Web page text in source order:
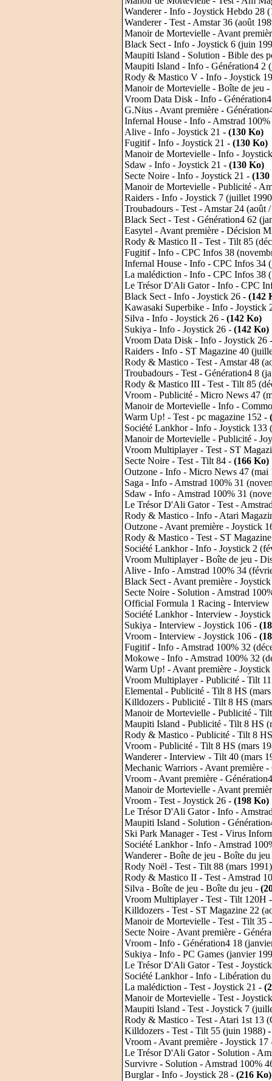
Wanderer - Info - Joystick Hebdo 28
Wanderer - Test - Amstar 36 (août
Manoir de Mortevielle - Avant
Black Sect - Info - Joystick 6 (juin
Maupiti Island - Solution - Bible des
Maupiti Island - Info - Génération4 2
Rody & Mastico V - Info - Joystick
Manoir de Mortevielle - Boîte de jeu
Vroom Data Disk - Info -
G.Nius - Avant première -
Infernal House - Info - Amstrad
Alive - Info - Joystick 21 - (130 Ko)
Fugitif - Info - Joystick 21 - (130 Ko)
Manoir de Mortevielle - Info -
Sdaw - Info - Joystick 21 - (130 Ko)
Secte Noire - Info - Joystick 21 -
Manoir de Mortevielle - Publicité -
Raiders - Info - Joystick 7 (juillet
Troubadours - Test - Amstar 24 (août
Black Sect - Test - Génération4 62
Easytel - Avant première - Décision
Rody & Mastico II - Test - Tilt 85
Fugitif - Info - CPC Infos 38
Infernal House - Info - CPC Infos 34
La malédiction - Info - CPC Infos 38
Le Trésor D'Ali Gator - Info - CPC
Black Sect - Info - Joystick 26 - (142
Kawasaki Superbike - Info - Joystick
Silva - Info - Joystick 26 - (142 Ko)
Sukiya - Info - Joystick 26 - (142 Ko)
Vroom Data Disk - Info - Joystick 26
Raiders - Info - ST Magazine 40
Rody & Mastico - Test - Amstar 48
Troubadours - Test - Génération4 8
Rody & Mastico III - Test - Tilt 85
Vroom - Publicité - Micro News 47
Manoir de Mortevielle - Info -
Warm Up! - Test - pc magazine 152 -
Société Lankhor - Info - Joystick
Manoir de Mortevielle - Publicité -
Vroom Multiplayer - Test - ST
Secte Noire - Test - Tilt 84 - (166 Ko)
Outzone - Info - Micro News 47
Saga - Info - Amstrad 100% 31
Sdaw - Info - Amstrad 100% 31
Le Trésor D'Ali Gator - Test -
Rody & Mastico - Info - Atari
Outzone - Avant première - Joystick
Rody & Mastico - Test - ST
Société Lankhor - Info - Joystick 2
Vroom Multiplayer - Boîte de jeu -
Alive - Info - Amstrad 100% 34
Black Sect - Avant première -
Secte Noire - Solution - Amstrad
Official Formula 1 Racing -
Société Lankhor - Interview -
Sukiya - Interview - Joystick 106 -
Vroom - Interview - Joystick 106 -
Fugitif - Info - Amstrad 100% 32
Mokowe - Info - Amstrad 100% 32
Warm Up! - Avant première -
Vroom Multiplayer - Publicité - Tilt
Elemental - Publicité - Tilt 8 HS
Killdozers - Publicité - Tilt 8 HS
Manoir de Mortevielle - Publicité -
Maupiti Island - Publicité - Tilt 8 HS
Rody & Mastico - Publicité - Tilt 8
Vroom - Publicité - Tilt 8 HS (mars
Wanderer - Interview - Tilt 40 (mars
Mechanic Warriors - Avant première
Vroom - Avant première -
Manoir de Mortevielle - Avant
Vroom - Test - Joystick 26 - (198 Ko)
Le Trésor D'Ali Gator - Info -
Maupiti Island - Solution -
Ski Park Manager - Test - Virus
Société Lankhor - Info - Amstrad
Wanderer - Boîte de jeu - Boîte du
Rody Noël - Test - Tilt 88 (mars
Rody & Mastico II - Test - Amstrad
Silva - Boîte de jeu - Boîte du jeu -
Vroom Multiplayer - Test - Tilt 120H
Killdozers - Test - ST Magazine 22
Manoir de Mortevielle - Test - Tilt 35
Secte Noire - Avant première -
Vroom - Info - Génération4 18
Sukiya - Info - PC Games (janvier
Le Trésor D'Ali Gator - Test -
Société Lankhor - Info - Libération
La malédiction - Test - Joystick 21 -
Manoir de Mortevielle - Test -
Maupiti Island - Test - Joystick 7
Rody & Mastico - Test - Atari 1st 13
Killdozers - Test - Tilt 55 (juin 1988)
Vroom - Avant première - Joystick
Le Trésor D'Ali Gator - Solution -
Survivre - Solution - Amstrad 100%
Burglar - Info - Joystick 28 - (216 Ko)